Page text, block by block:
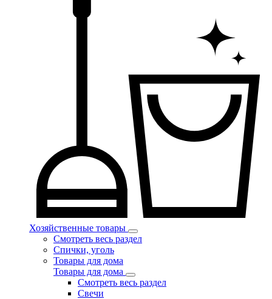
Хозяйственные товары
Смотреть весь раздел
Спички, уголь
Товары для дома
Товары для дома
Смотреть весь раздел
Свечи